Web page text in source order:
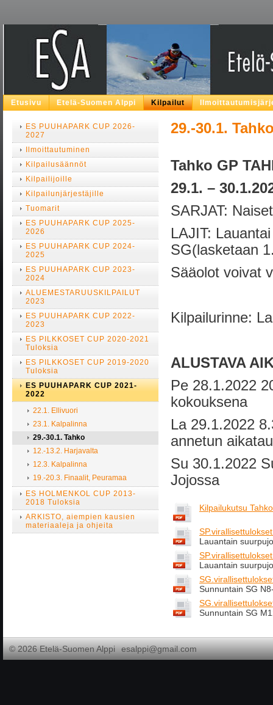
Etusivu Etelä-Suomen Alppi Kilpailut
29.-30.1.
Tahko GP
29.1. –
SARJAT:
LAJIT:
SG(lasketaan
Sääolot voivat
Kilpailurinne:
ALUSTAVA
Pe 28.1.2022
kokouksena
La 29.1.2022
annetun
Su 30.1.2022
Jojossa
Kilpailukutsu
Lauantain
Lauantain
Sunnuntain SG
Sunnuntain SG
ES PUUHAPARK CUP 2026-
2027
Ilmoittautuminen
Kilpailusäännöt
Kilpailijoille
Kilpailunjärjestäjille
Tuomarit
ES PUUHAPARK CUP 2025-
2026
ES PUUHAPARK CUP 2024-
2025
ES PUUHAPARK CUP 2023-
2024
ALUEMESTARUUSKILPAILUT
2023
ES PUUHAPARK CUP 2022-
2023
ES PILKKOSET CUP 2020-2021
Tuloksia
ES PILKKOSET CUP 2019-2020
Tuloksia
ES PUUHAPARK CUP 2021-
2022
22.1. Ellivuori
23.1. Kalpalinna
29.-30.1. Tahko
12.-13.2. Harjavalta
12.3. Kalpalinna
19.-20.3. Finaalit, Peuramaa
ES HOLMENKOL CUP 2013-
2018 Tuloksia
ARKISTO, aiempien kausien
materiaaleja ja ohjeita
©2026 Etelä-Suomen Alppi esalppi@gmail.com